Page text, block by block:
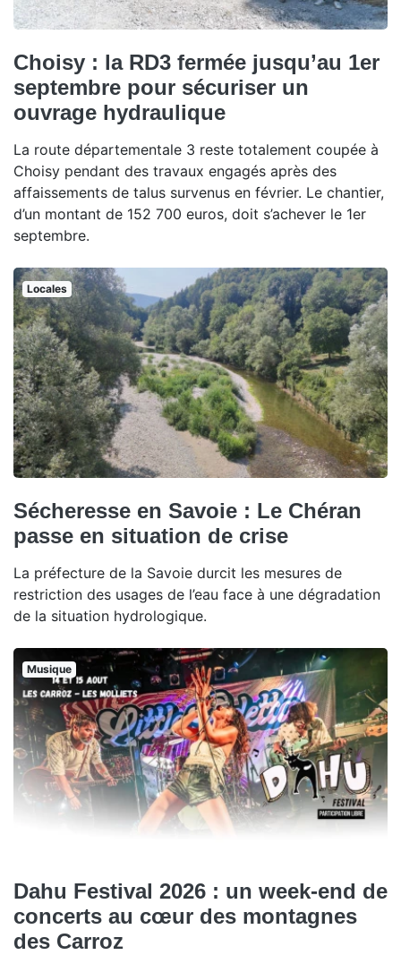
Choisy : la RD3 fermée jusqu’au 1er
septembre pour sécuriser un
ouvrage hydraulique
La route départementale 3 reste totalement coupée à
Choisy pendant des travaux engagés après des
affaissements de talus survenus en février. Le chantier,
d’un montant de 152 700 euros, doit s’achever le 1er
septembre.
Locales
Sécheresse en Savoie : Le Chéran
passe en situation de crise
La préfecture de la Savoie durcit les mesures de
restriction des usages de l’eau face à une dégradation
de la situation hydrologique.
Musique
Dahu Festival 2026 : un week-end de
concerts au cœur des montagnes
des Carroz